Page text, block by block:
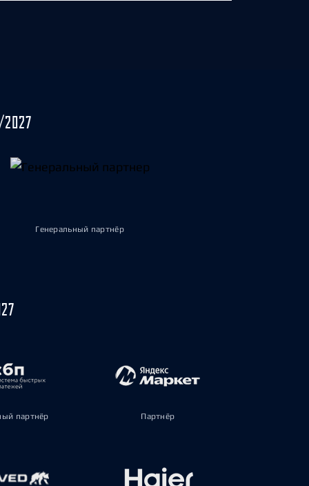
Генеральный партнёр
партнёр Партнёр